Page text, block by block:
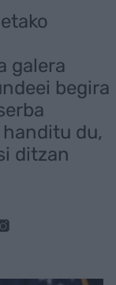
galera
begira
du,
ditzan